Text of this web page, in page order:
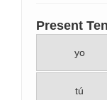
Present
yo
tú